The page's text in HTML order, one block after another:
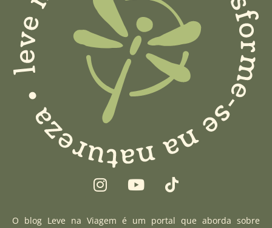
I
n
t
Y
o
t
T
i
t
O blog Leve na Viagem é um portal que aborda sobre